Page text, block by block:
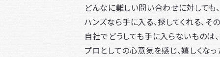
どんなに難しい問い合わせに対しても
ハンズなら手に入る、探してくれる、
自社でどうしても手に入らないものは
プロとしての心意気を感じ、嬉しくなっ